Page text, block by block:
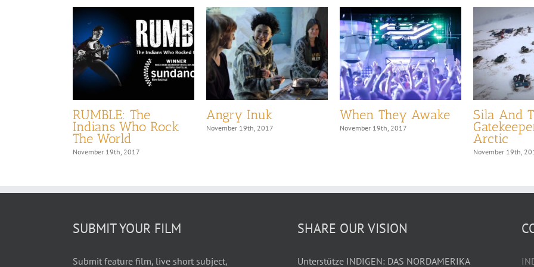
RUMBLE: The
Indians Who Rock
The World
November 19th, 2017
Angry Inuk
November 19th, 2017
When They Awake
November 19th, 2017
Sila And
Arctic
November 19th,
SUBMIT YOUR FILM
Submit feature film, live short subject,
SHARE OUR VISION
Unterstütze INDIGEN: DAS NORDAMERIKA